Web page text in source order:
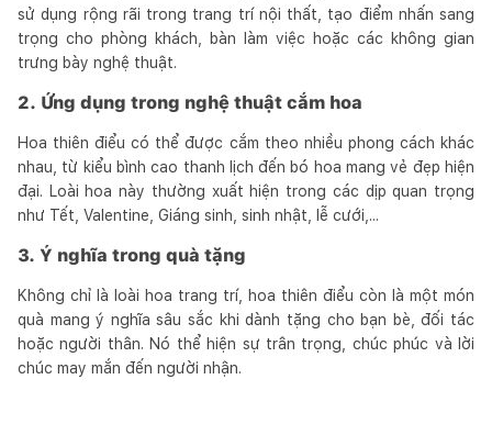
sử dụng rộng rãi trong trang trí nội thất, tạo điểm nhấn sang
trọng cho phòng khách, bàn làm việc hoặc các không gian
trưng bày nghệ thuật.
2. Ứng dụng trong nghệ thuật cắm hoa
Hoa thiên điểu có thể được cắm theo nhiều phong cách khác
nhau, từ kiểu bình cao thanh lịch đến bó hoa mang vẻ đẹp hiện
đại. Loài hoa này thường xuất hiện trong các dịp quan trọng
như Tết, Valentine, Giáng sinh, sinh nhật, lễ cưới,...
3. Ý nghĩa trong quà tặng
Không chỉ là loài hoa trang trí, hoa thiên điểu còn là một món
quà mang ý nghĩa sâu sắc khi dành tặng cho bạn bè, đối tác
hoặc người thân. Nó thể hiện sự trân trọng, chúc phúc và lời
chúc may mắn đến người nhận.